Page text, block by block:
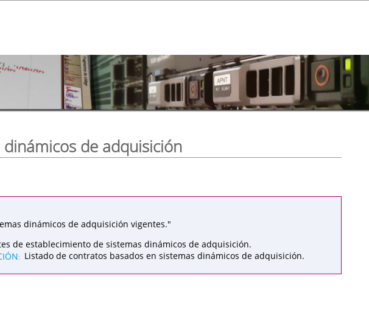
de adquisición
dinámicos de adquisición vigentes."
de establecimiento de sistemas dinámicos de adquisición.
: Listado de contratos basados en sistemas dinámicos de adquisición.